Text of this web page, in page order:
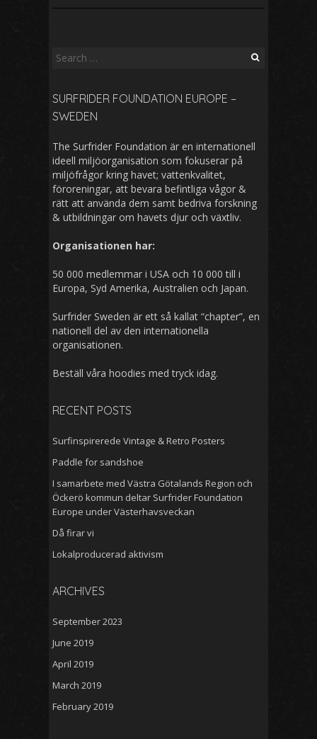
S
r
c
f
o
r
:
SURFRIDER FOUNDATION EUROPE –
SWEDEN
The Surfrider Foundation är en internationell
ideell miljöorganisation som fokuserar på
miljöfrågor kring havet; vattenkvalitet,
föroreningar, att bevara befintliga vågor &
rätt att använda dem samt bedriva forskning
& utbildningar om havets djur och växtliv.
Organisationen har:
50 000 medlemmar i USA och 10 000 till i
Europa, Syd Amerika, Australien och Japan.
Surfrider Sweden är ett så kallat “chapter”, en
nationell del av den internationella
organisationen.
Beställ våra hoodies med tryck idag.
RECENT POSTS
Surfinspirerede Vintage & Retro Posters
Paddle for sandshoe
I samarbete med Västra Götalands Region och
Öckerö kommun deltar Surfrider Foundation
Europe under Västerhavsveckan
Då firar vi
Lokalproducerad aktivism
ARCHIVES
September 2023
June 2019
April 2019
March 2019
February 2019